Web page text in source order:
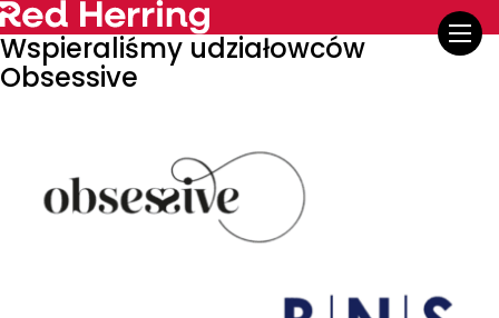
Wspieraliśmy udziałowców
Obsessive